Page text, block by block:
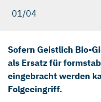
01/04
Sofern Geistlich Bio-
als Ersatz für
eingebracht werden
Folgeeingriff.